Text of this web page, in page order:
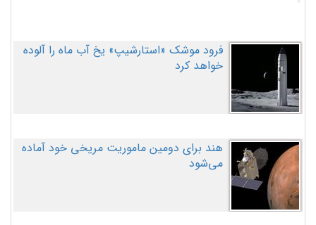
فرود موشک «استارشیپ» یخ آب ماه را آلوده
خواهد کرد
هند برای دومین ماموریت مریخی خود آماده
می‌شود